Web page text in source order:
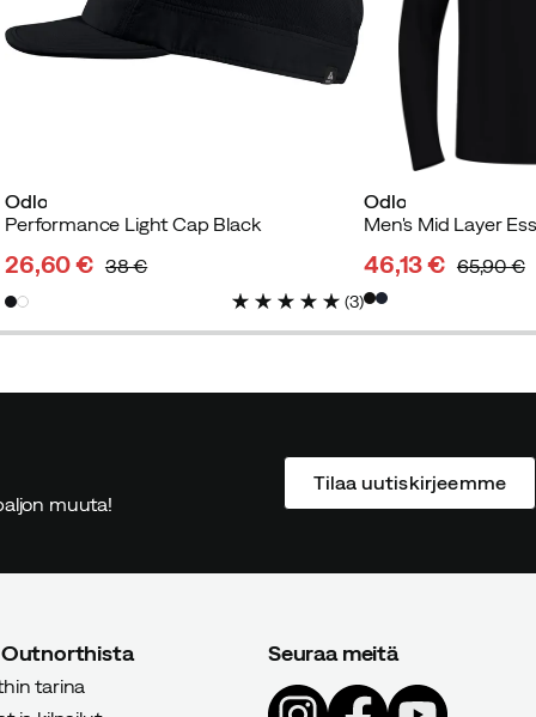
Odlo
Performance Light Cap Black
discounted
price
26,60 €
original
price
38 €
(3)
Odlo
discounted
46,13 €
original
65,90 €
muuta!
Tilaa uutiskirjeemme
tarina
Seuraa meitä